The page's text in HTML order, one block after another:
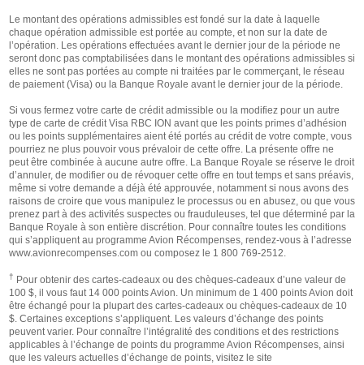
Le montant des opérations admissibles est fondé sur la date à laquelle
chaque opération admissible est portée au compte, et non sur la date de
l’opération. Les opérations effectuées avant le dernier jour de la période ne
seront donc pas comptabilisées dans le montant des opérations admissibles si
elles ne sont pas portées au compte ni traitées par le commerçant, le réseau
de paiement (Visa) ou la Banque Royale avant le dernier jour de la période.
Si vous fermez votre carte de crédit admissible ou la modifiez pour un autre
type de carte de crédit Visa RBC ION avant que les points primes d’adhésion
ou les points supplémentaires aient été portés au crédit de votre compte, vous
pourriez ne plus pouvoir vous prévaloir de cette offre. La présente offre ne
peut être combinée à aucune autre offre. La Banque Royale se réserve le droit
d’annuler, de modifier ou de révoquer cette offre en tout temps et sans préavis,
même si votre demande a déjà été approuvée, notamment si nous avons des
raisons de croire que vous manipulez le processus ou en abusez, ou que vous
prenez part à des activités suspectes ou frauduleuses, tel que déterminé par la
Banque Royale à son entière discrétion. Pour connaître toutes les conditions
qui s’appliquent au programme Avion Récompenses, rendez-vous à l’adresse
www.avionrecompenses.com ou composez le 1 800 769-2512.
† Pour obtenir des cartes-cadeaux ou des chèques-cadeaux d’une valeur de
100 $, il vous faut 14 000 points Avion. Un minimum de 1 400 points Avion doit
être échangé pour la plupart des cartes-cadeaux ou chèques-cadeaux de 10
$. Certaines exceptions s’appliquent. Les valeurs d’échange des points
peuvent varier. Pour connaître l’intégralité des conditions et des restrictions
applicables à l’échange de points du programme Avion Récompenses, ainsi
que les valeurs actuelles d’échange de points, visitez le site